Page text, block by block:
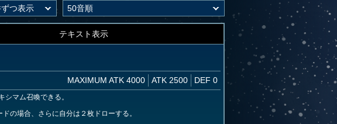
テキスト表示
MAXIMUM ATK 4000 ATK 2500 DEF 0
シマム召喚できる。
の場合、さらに自分は２枚ドローする。